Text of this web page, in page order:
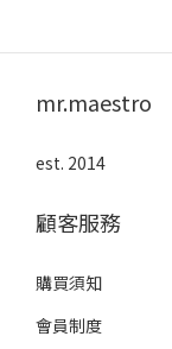
mr.maestro
est. 2014
顧客服務
購買須知
會員制度